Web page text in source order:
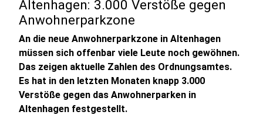
Altenhagen: 3.000 Verstöße gegen
Anwohnerparkzone
An die neue Anwohnerparkzone in Altenhagen
müssen sich offenbar viele Leute noch gewöhnen.
Das zeigen aktuelle Zahlen des Ordnungsamtes.
Es hat in den letzten Monaten knapp 3.000
Verstöße gegen das Anwohnerparken in
Altenhagen festgestellt.